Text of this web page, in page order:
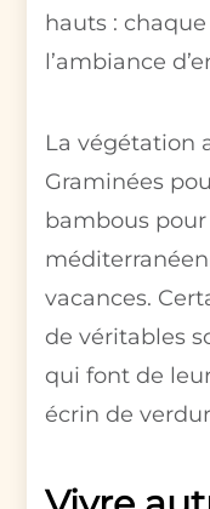
hauts :
l’ambiance
La végétation
Graminées
bambous
vacances.
de véritables
qui font de
écrin de